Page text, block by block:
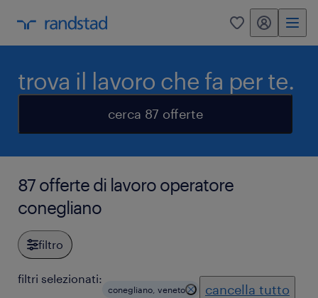
0 my randstad
trova il lavoro che fa per te.
cerca 87 offerte
87 offerte di lavoro operatore
conegliano
filtro
filtri selezionati:
conegliano, veneto cancella tutto